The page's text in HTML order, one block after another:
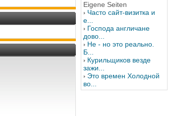
Eigene Seiten
Часто сайт-визитка и
е...
Господа англичане
дово...
Не - но это реально.
Б...
Курильщиков везде
зажи...
Это времен Холодной
во...